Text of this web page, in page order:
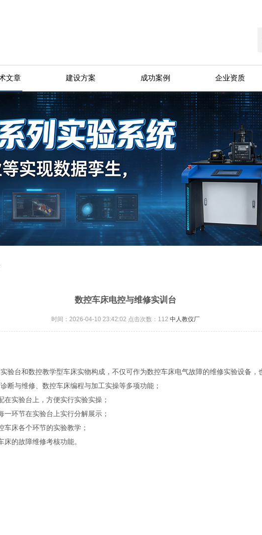
文章 建设方案 成功案例 企业资质
数控车床电控与维修实训台
时间：2026-04-10 23:42:02 点击次数： 112 中人教仪厂
验台和数控教学型车床实物构成，不仅可作为数控车床电气故障的维修实验设备
断与维修、数控车床编程与加工实操等多项功能；
实验台上，方便实行实验实操；
环节在实验台上实行分解展示；
床各个环节的实验教学；
的故障维修考核功能。